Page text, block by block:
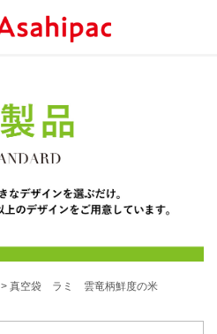
> 真空袋 ラミ 雲竜柄鮮度の米